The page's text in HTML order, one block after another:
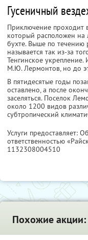
Гусеничный
Приключение проходит
который расположен на
бухте. Выше по течению
называется так из-за
Тенгинское
М.Ю. Лермонтов, но до
В пятидесятые годы
оставлено, а после
заселяться. Поселок
около 1200 видов
субтропический
Услуги предоставляет:
ответственностью
1132308004510
Похожие акции: